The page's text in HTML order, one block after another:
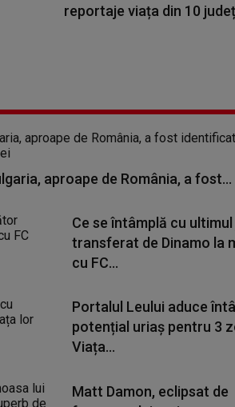
reportaje viața din 10
aproape de România, a fost...
Ce se întâmplă cu
transferat de Dinamo la
cu FC...
Portalul Leului aduce
potențial uriaș pentru 3
Viața...
Matt Damon, eclipsat de